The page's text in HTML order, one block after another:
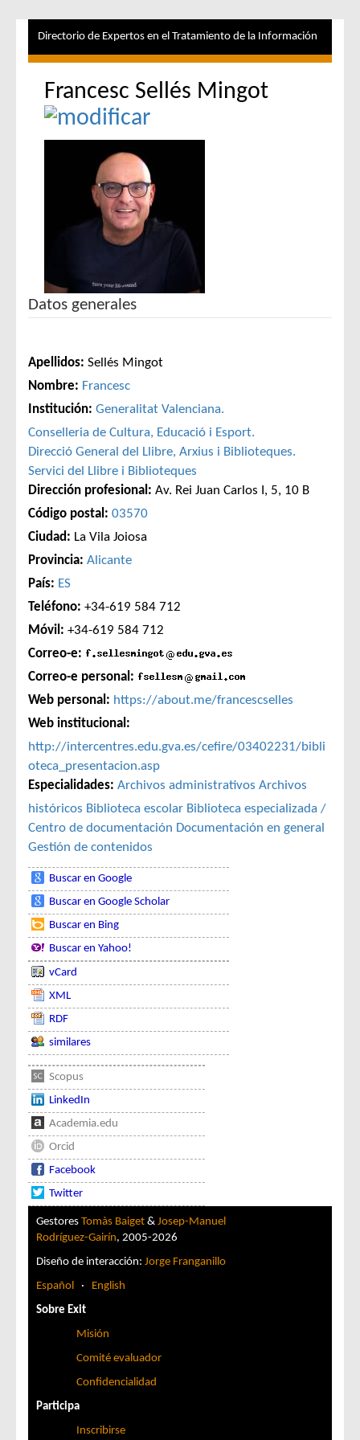
Directorio de Expertos en el Tratamiento de la Información
Francesc Sellés Mingot
Datos generales
Apellidos: Sellés Mingot
Nombre: Francesc
Institución: Generalitat Valenciana.
Conselleria de Cultura, Educació i Esport.
Direcció General del Llibre, Arxius i Biblioteques.
Servici del Llibre i Biblioteques
Dirección profesional: Av. Rei Juan Carlos I, 5, 10 B
Código postal: 03570
Ciudad: La Vila Joiosa
Provincia: Alicante
País: ES
Teléfono: +34-619 584 712
Móvil: +34-619 584 712
Correo-e:
Correo-e personal:
Web personal: https://about.me/francescselles
Web institucional:
http://intercentres.edu.gva.es/cefire/03402231/bibli
oteca_presentacion.asp
Especialidades: Archivos administrativos Archivos
históricos Biblioteca escolar Biblioteca especializada /
Centro de documentación Documentación en general
Gestión de contenidos
Buscar en Google
Buscar en Google Scholar
Buscar en Bing
Buscar en Yahoo!
vCard
XML
RDF
similares
Scopus
LinkedIn
Academia.edu
Orcid
Facebook
Twitter
Gestores Tomàs Baiget & Josep-Manuel
Rodríguez-Gairín, 2005-2026
Diseño de interacción: Jorge Franganillo
Español · English
Sobre Exit
Misión
Comité evaluador
Confidencialidad
Participa
Inscribirse